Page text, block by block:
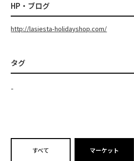
HP・ブログ
http://lasiesta-holidayshop.com/
タグ
-
すべて マーケット